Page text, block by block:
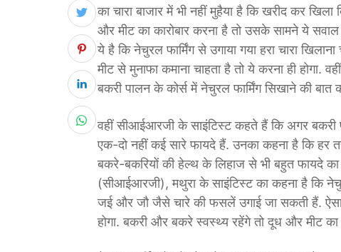
का चारा बाजार में भी नहीं मुहैया है कि खरीद कर
और मीट का कारोबार करना है तो उसके सामने ये
ये है कि नेचुरल फार्मिंग से उगाया गया हरा चारा
मीट से मुनाफा कमाना चाहता है तो ये करना ही
बकरी पालन के कोर्स में नेचुरल फार्मिंग सिखाने की बात
वहीं सीआईआरजी के साइंटिस्ट कहते हैं कि अगर बकरी
एक-दो नहीं कई सारे फायदे हैं. उनका कहना है कि हर
बकरे-बकरियों की हेल्थ के लिहाज से भी बहुत फायदे का
(सीआईआरजी), मथुरा के साइंटिस्ट का कहना है कि
जई और जौ जैसे चारे की फसलें उगाई जा सकती हैं. ऐसा
होगा. बकरी और बकरे स्वस्थ्य रहेंगे तो दूध और मीट का